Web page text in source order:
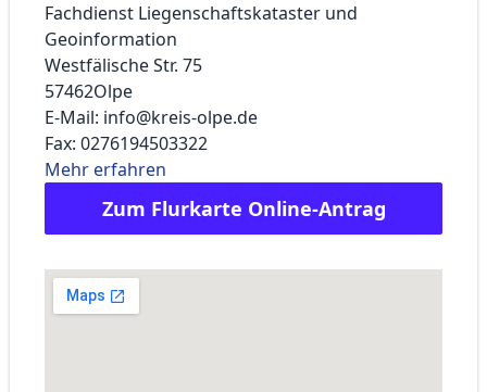
Fachdienst Liegenschaftskataster und
Geoinformation
Westfälische Str. 75
57462Olpe
E-Mail: info@kreis-olpe.de
Fax: 0276194503322
Mehr erfahren
Zum Flurkarte Online-Antrag